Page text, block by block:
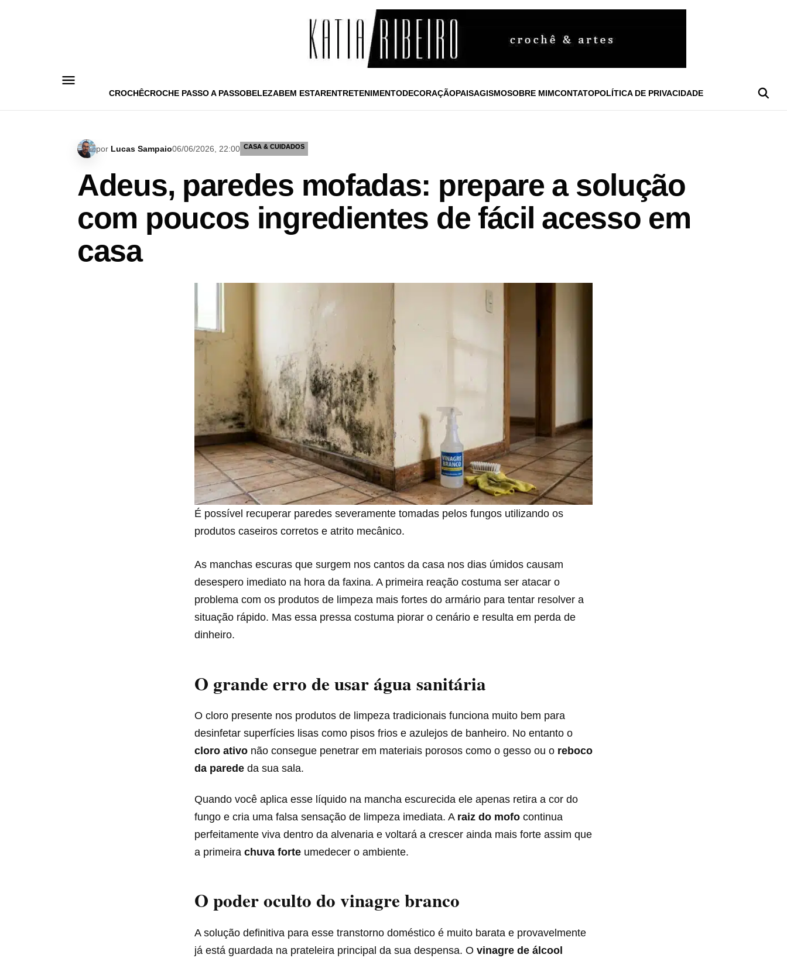
CROCHÊCROCHE PASSO A PASSOBELEZABEM ESTARENTRETENIMENTODECORAÇÃOPAISAGISMOSOBRE MIMCONTATOPOLÍTICA DE PRIVACIDADE
por Lucas Sampaio06/06/2026, 22:00 CASA & CUIDADOS
Adeus, paredes mofadas: prepare a solução
com poucos ingredientes de fácil acesso em
casa
É possível recuperar paredes severamente tomadas pelos fungos utilizando os
produtos caseiros corretos e atrito mecânico.
As manchas escuras que surgem nos cantos da casa nos dias úmidos causam
desespero imediato na hora da faxina. A primeira reação costuma ser atacar o
problema com os produtos de limpeza mais fortes do armário para tentar resolver a
situação rápido. Mas essa pressa costuma piorar o cenário e resulta em perda de
dinheiro.
O grande erro de usar água sanitária
O cloro presente nos produtos de limpeza tradicionais funciona muito bem para
desinfetar superfícies lisas como pisos frios e azulejos de banheiro. No entanto o
cloro ativo não consegue penetrar em materiais porosos como o gesso ou o reboco
da parede da sua sala.
Quando você aplica esse líquido na mancha escurecida ele apenas retira a cor do
fungo e cria uma falsa sensação de limpeza imediata. A raiz do mofo continua
perfeitamente viva dentro da alvenaria e voltará a crescer ainda mais forte assim que
a primeira chuva forte umedecer o ambiente.
O poder oculto do vinagre branco
A solução definitiva para esse transtorno doméstico é muito barata e provavelmente
já está guardada na prateleira principal da sua despensa. O vinagre de álcool